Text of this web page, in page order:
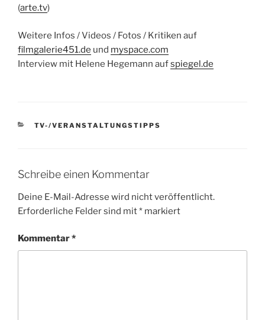
(arte.tv)
Weitere Infos / Videos / Fotos / Kritiken auf
filmgalerie451.de und myspace.com
Interview mit Helene Hegemann aufspiegel.de
KATEGORIEN
TV-/VERANSTALTUNGSTIPPS
Schreibe einen Kommentar
Deine E-Mail-Adresse wird nicht veröffentlicht.
Erforderliche Felder sind mit* markiert
Kommentar*